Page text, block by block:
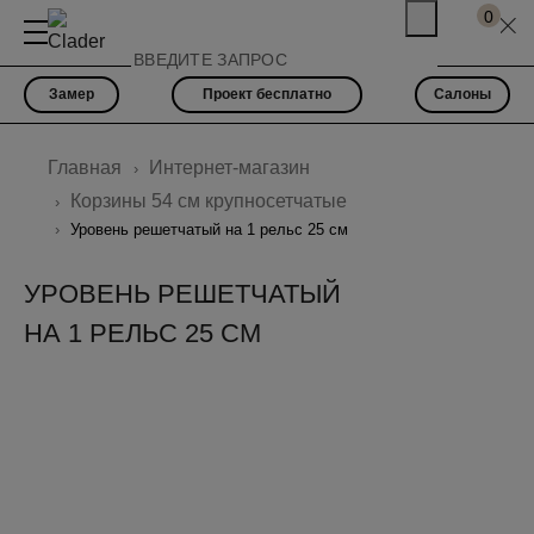
0
Замер Проект бесплатно Салоны
Главная
Интернет-магазин
Корзины 54 см крупносетчатые
Уровень решетчатый на 1 рельс 25 см
УРОВЕНЬ РЕШЕТЧАТЫЙ
НА 1 РЕЛЬС 25 СМ